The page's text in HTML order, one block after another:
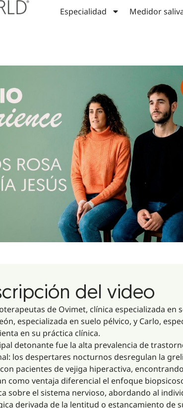
Especialidad Medidor
del video
de Ovimet, clínica especializada en
especializada en suelo pélvico, y Carlo,
en su práctica clínica.
detonante fue la alta prevalencia de
los despertares nocturnos desregulan la
pacientes de vejiga hiperactiva,
como ventaja diferencial el enfoque
sobre el sistema nervioso, abordando al
derivada de la lentitud o estancamiento de